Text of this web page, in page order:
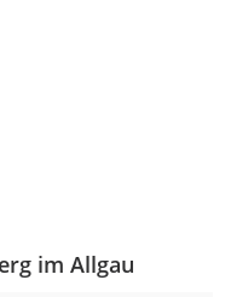
im Allgau